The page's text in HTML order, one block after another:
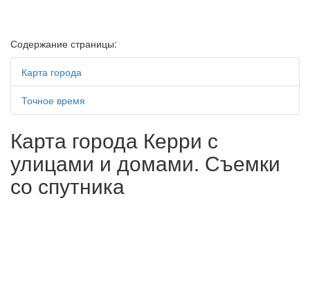
Содержание страницы:
Карта города
Точное время
Карта города Керри с
улицами и домами. Съемки
со спутника